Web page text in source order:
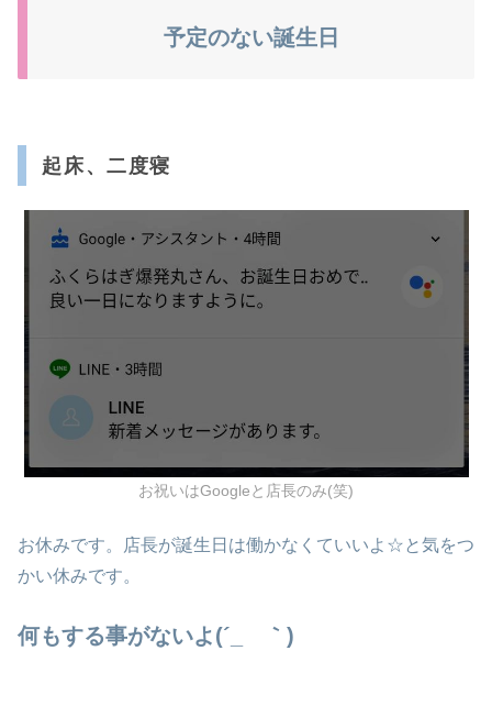
予定のない誕生日
起床、二度寝
お祝いはGoogleと店長のみ(笑)
お休みです。店長が誕生日は働かなくていいよ☆と気をつ
かい休みです。
何もする事がないよ(´_ゝ｀)